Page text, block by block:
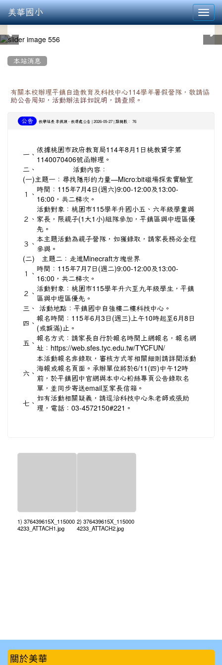
美華國小
本站消息
有關本校辦理平鎮自造教育及科技中心114學年暑假營隊，敬請協
助公告周知，活動辦法詳如說明，請查照。
公告 教學組長 李佩穎 - 教導處公告 | 2026-05-27 | 點閱數： 76
一、 依據桃園市政府教育局114年8月1日桃教資字第
1140070406號函辦理。
二、
活動內容：
(一)主題一：尋找隱形的力量—Micro:bit磁場探索實驗室
１、 時間：115年7月4日(週六)9:00-12:00及13:00-
16:00，共二梯次。
２、
活動對象：桃園市115學年升國小五、六年級學童與
家長，限親子(1大1小)組隊參加，平鎮區與中壢區優
先。
３、 本主題活動為親子營隊，如獲錄取，請家長務必全程
參與。
(二)
主題二：走進Minecraft方塊世界
１、 時間：115年7月7日(週二)9:00-12:00及13:00-
16:00，共二梯次。
２、 活動對象：桃園市115學年升六至九年級學生，平鎮
區與中壢區優先。
三、 活動地點：平鎮國中自強樓二樓科技中心。
四、 報名時間：115年6月3日(週三)上午10時起至6月8日
(或額滿)止。
五、 報名方式：請家長自行於報名時間上網報名，報名網
址： https://web.sfes.tyc.edu.tw/TYCFUN/
六、
本活動報名非錄取，審核方式等相關細則請詳閱活動
海報或報名頁面。承辦單位將於6/11(四)中午12時
前，於平鎮國中官網與本中心粉絲專頁公告錄取名
單，並同步寄送email至家長信箱。
七、 如有活動相關疑義，請逕洽科技中心朱老師或張助
理，電話：03-4572150#221。
1) 376439615X_115000
4233_ATTACH1.jpg
2) 376439615X_115000
4233_ATTACH2.jpg
::: 關於美華